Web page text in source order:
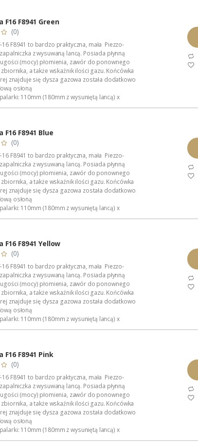
F16 F8941 Green
(0)
16 F8941 to bardzo praktyczna, mała Piezzo-
z wysuwaną lancą. Posiada płynną
(mocy) płomienia, zawór do ponownego
zbiornika, a także wskaźnik ilości gazu. Końcówka
znajduje się dysza gazowa została dodatkowo
osłoną
110mm (180mm z wysuniętą lancą) x
F16 F8941 Blue
(0)
16 F8941 to bardzo praktyczna, mała Piezzo-
z wysuwaną lancą. Posiada płynną
(mocy) płomienia, zawór do ponownego
zbiornika, a także wskaźnik ilości gazu. Końcówka
znajduje się dysza gazowa została dodatkowo
osłoną
110mm (180mm z wysuniętą lancą) x
F16 F8941 Yellow
(0)
16 F8941 to bardzo praktyczna, mała Piezzo-
z wysuwaną lancą. Posiada płynną
(mocy) płomienia, zawór do ponownego
zbiornika, a także wskaźnik ilości gazu. Końcówka
znajduje się dysza gazowa została dodatkowo
osłoną
110mm (180mm z wysuniętą lancą) x
F16 F8941 Pink
(0)
16 F8941 to bardzo praktyczna, mała Piezzo-
z wysuwaną lancą. Posiada płynną
(mocy) płomienia, zawór do ponownego
zbiornika, a także wskaźnik ilości gazu. Końcówka
znajduje się dysza gazowa została dodatkowo
osłoną
110mm (180mm z wysuniętą lancą) x